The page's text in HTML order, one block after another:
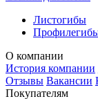
Листогибы
О компании
История компании
Отзывы Вакансии
Покупателям